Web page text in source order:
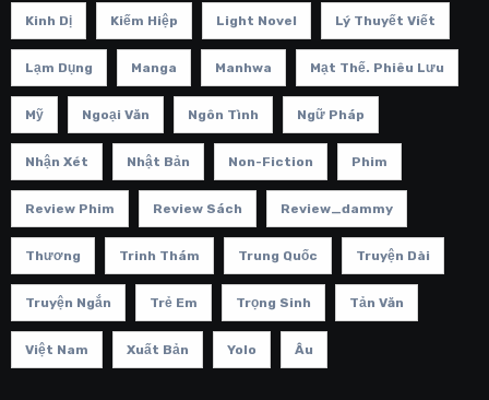
Kinh Dị Kiếm Hiệp Light Novel Lý Thuyết Viết
Lạm Dụng Manga Manhwa Mạt Thế. Phiêu Lưu
Mỹ Ngoại Văn Ngôn Tình Ngữ Pháp
Nhận Xét Nhật Bản Non-Fiction Phim
Review Phim Review Sách Review_dammy
Thương Trinh Thám Trung Quốc Truyện Dài
Truyện Ngắn Trẻ Em Trọng Sinh Tản Văn
Việt Nam Xuất Bản Yolo Âu